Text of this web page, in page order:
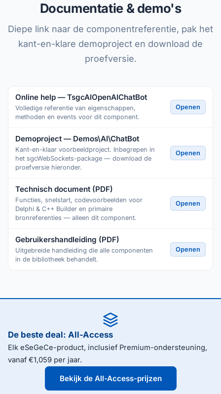
Documentatie & demo's
Diepe link naar de componentreferentie, pak het
kant-en-klare demoproject en download de
proefversie.
Online help — TsgcAIOpenAIChatBot
Volledige referentie van eigenschappen,
methoden en events voor dit component.
Openen
Demoproject — Demos\AI\ChatBot
Kant-en-klaar voorbeeldproject. Inbegrepen in
het sgcWebSockets-package — download de
proefversie hieronder.
Openen
Technisch document (PDF)
Functies, snelstart, codevoorbeelden voor
Delphi & C++ Builder en primaire
bronreferenties — alleen dit component.
Openen
Gebruikershandleiding (PDF)
Uitgebreide handleiding die alle componenten
in de bibliotheek behandelt.
Openen
De beste deal: All-Access
Elk eSeGeCe-product, inclusief Premium-ondersteuning,
vanaf €1,059 per jaar.
Bekijk de All-Access-prijzen